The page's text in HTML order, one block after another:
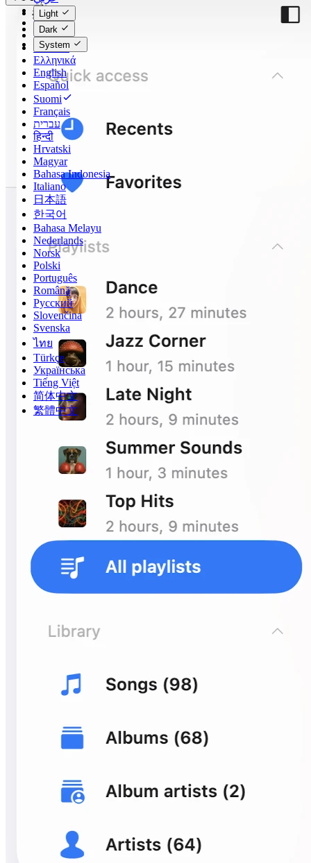
Català
Čeština
Dansk
Deutsch
Ελληνικά
English
Español
Suomi
Français
עברית
हिन्दी
Hrvatski
Magyar
Bahasa Indonesia
Italiano
日本語
한국어
Bahasa Melayu
Nederlands
Norsk
Polski
Português
Română
Русский
Slovenčina
Svenska
ไทย
Türkçe
Українська
Tiếng Việt
简体中文
繁體中文
Light
Dark
System